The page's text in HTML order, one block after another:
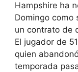
Hampshire ha
Domingo como
un contrato de
El jugador de
quien
temporada